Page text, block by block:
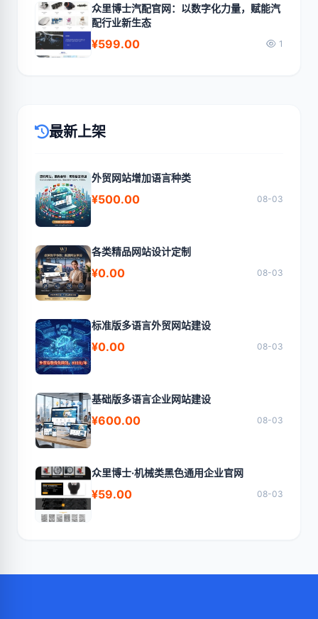
众里博士汽配官网：以数字化力量，赋能汽
配行业新生态
¥599.00 1
最新上架
外贸网站增加语言种类
¥500.00 08-03
各类精品网站设计定制
¥0.00 08-03
标准版多语言外贸网站建设
¥0.00 08-03
基础版多语言企业网站建设
¥600.00 08-03
众里博士·机械类黑色通用企业官网
¥59.00 08-03